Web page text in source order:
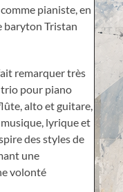
pianiste, en
baryton Tristan
remarquer très
pour piano
alto et guitare,
lyrique et
des styles de
une
volonté